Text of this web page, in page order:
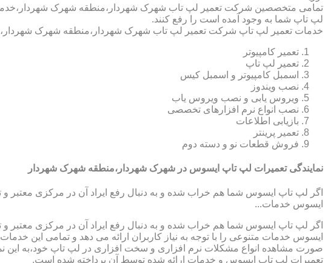
تمامی متخصصین شرکت تعمیر لپ تاب شهرک شهردار،منطقه شهرک شهردار،خدمات
لپ تاپ شما به وجود آمده است را رفع کنند.
خدمات تعمیر لپ تاپ شرکت تعمیر لپ تاب شهرک شهردار،منطقه شهرک
تعمیر کامپیوتر
تعمیر لپ تاپ
اسمبل کامپیوتر و اسمبل کیس
نصب ویندوز
ویروس یابی و نصب ویروس یاب
نصب انواع نرم افزارهای تخصصی
بازیابی اطلاعات
تعمیر پرینتر
فروش قطعات نو و دسته دوم
نمایندگی تعمیرات لپ تاپ ایسوس در شهرک شهردار،منطقه شهرک شهردار
اگر لپ تاپ ایسوس شما هم خراب شده و به دنبال رفع ایراد آن در مرکزی معتبر
ایسوس خدمات...
اگر لپ تاپ ایسوس شما هم خراب شده و به دنبال رفع ایراد آن در مرکزی معتبر
ایسوس خدمات متنوعی را با توجه به نیاز کاربران ارائه می دهد و تمامی این
صورت مشاهده انواع مشکلات نرم افزاری و سخت افزاری در لپ تاپ خود،به این
تعمیرات لپ تاپ ایسوس و خدمات ارائه شده توسط آن پرداخته شده است.